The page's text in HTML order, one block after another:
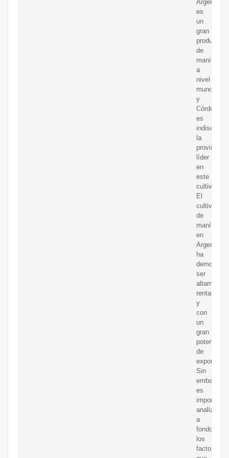
Argentina
es
un
gran
productor
de
maní
a
nivel
mundial,
y
Córdoba
es
la
provincia
líder
en
este
cultivo.
El
cultivo
de
maní
en
Argentina
ha
ser
altamente
rentable
y
con
un
gran
potencial
de
Sin
embargo,
es
importante
analizar
a
fondo
los
factores